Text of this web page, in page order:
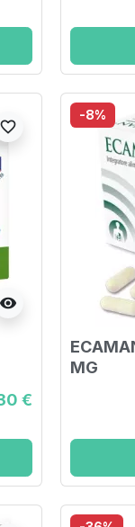
visibility
favorite_border
€
-8%
MG